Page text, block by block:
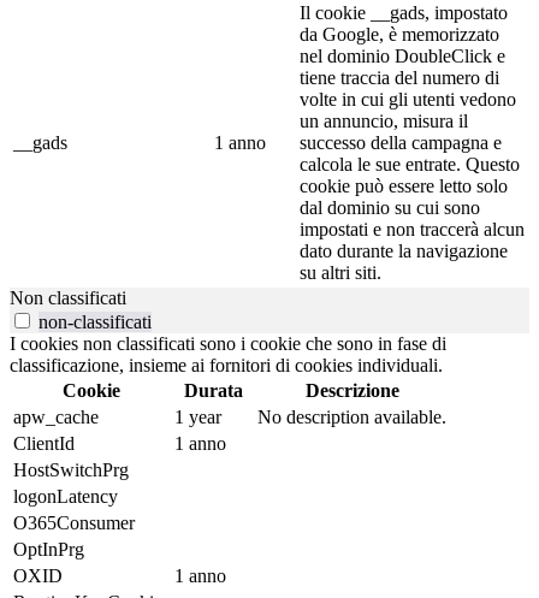
__gads 1 anno
Il cookie __gads, impostato
da Google, è memorizzato
nel dominio DoubleClick e
tiene traccia del numero di
volte in cui gli utenti vedono
un annuncio, misura il
successo della campagna e
calcola le sue entrate. Questo
cookie può essere letto solo
dal dominio su cui sono
impostati e non traccerà alcun
dato durante la navigazione
su altri siti.
Non classificati
non-classificati
I cookies non classificati sono i cookie che sono in fase di
classificazione, insieme ai fornitori di cookies individuali.
Cookie
Durata
Descrizione
apw_cache
1 year
No description available.
ClientId
1 anno
HostSwitchPrg
logonLatency
O365Consumer
OptInPrg
OXID
1 anno